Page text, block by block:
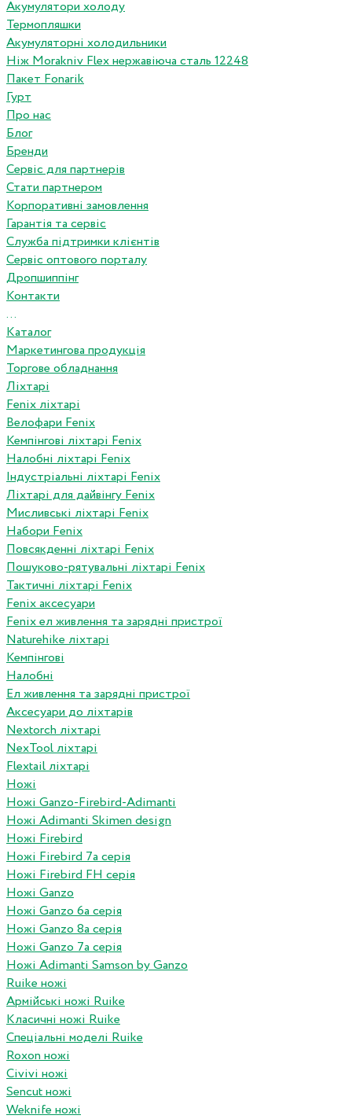
Акумулятори холоду
Термопляшки
Акумуляторні холодильники
Ніж Morakniv Flex нержавіюча сталь 12248
Пакет Fonarik
Гурт
Про нас
Блог
Бренди
Сервіс для партнерів
Стати партнером
Корпоративні замовлення
Гарантія та сервіс
Служба підтримки клієнтів
Сервіс оптового порталу
Дропшиппінг
Контакти
...
Каталог
Маркетингова продукція
Торгове обладнання
Ліхтарі
Fenix ліхтарі
Велофари Fenix
Кемпінгові ліхтарі Fenix
Налобні ліхтарі Fenix
Індустріальні ліхтарі Fenix
Ліхтарі для дайвінгу Fenix
Мисливські ліхтарі Fenix
Набори Fenix
Повсякденні ліхтарі Fenix
Пошуково-рятувальні ліхтарі Fenix
Тактичні ліхтарі Fenix
Fenix аксесуари
Fenix ел живлення та зарядні пристрої
Naturehike ліхтарі
Кемпінгові
Налобні
Ел живлення та зарядні пристрої
Аксесуари до ліхтарів
Nextorch ліхтарі
NexTool ліхтарі
Flextail ліхтарі
Ножі
Ножі Ganzo-Firebird-Adimanti
Ножі Adimanti Skimen design
Ножі Firebird
Ножі Firebird 7а серія
Ножі Firebird FH серія
Ножі Ganzo
Ножі Ganzo 6а серія
Ножі Ganzo 8а серія
Ножі Ganzo 7а серія
Ножі Adimanti Samson by Ganzo
Ruike ножі
Армійські ножі Ruike
Класичні ножі Ruike
Спеціальні моделі Ruike
Roxon ножi
Civivi ножі
Sencut ножі
Weknife ножі